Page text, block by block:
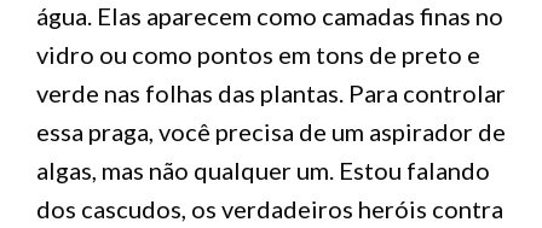
água. Elas aparecem como camadas finas no
vidro ou como pontos em tons de preto e
verde nas folhas das plantas. Para controlar
essa praga, você precisa de um aspirador de
algas, mas não qualquer um. Estou falando
dos cascudos, os verdadeiros heróis contra